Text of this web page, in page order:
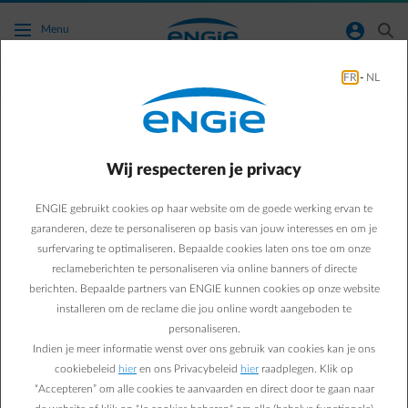
Ga naar de hoofdinhoud
Menu normal-account-circle search
mobiliteit
3 voorbeelden uit de
praktijk: zo bespaar je
maximaal met Empower
Flextime
15/09/2025
1 min
FR - NL
Wij respecteren je privacy
ENGIE gebruikt cookies op haar website om de goede werking ervan te
garanderen, deze te personaliseren op basis van jouw interesses en om je
surfervaring te optimaliseren. Bepaalde cookies laten ons toe om onze
reclameberichten te personaliseren via online banners of directe
berichten. Bepaalde partners van ENGIE kunnen cookies op onze website
installeren om de reclame die jou online wordt aangeboden te
personaliseren.
Indien je meer informatie wenst over ons gebruik van cookies kan je ons
cookiebeleid hier en ons Privacybeleid hier raadplegen. Klik op
“Accepteren” om alle cookies te aanvaarden en direct door te gaan naar